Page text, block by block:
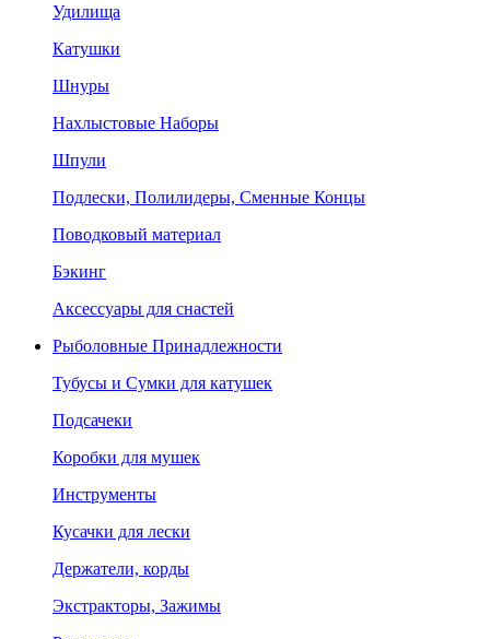
Удилища
Катушки
Шнуры
Нахлыстовые Наборы
Шпули
Подлески, Полилидеры, Сменные Концы
Поводковый материал
Бэкинг
Аксессуары для снастей
Рыболовные Принадлежности
Тубусы и Сумки для катушек
Подсачеки
Коробки для мушек
Инструменты
Кусачки для лески
Держатели, корды
Экстракторы, Зажимы